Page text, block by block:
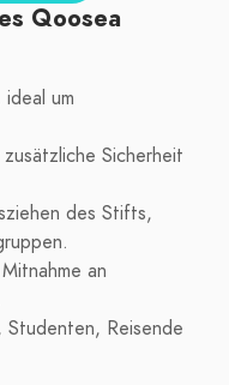
Qoosea
um
Sicherheit
des Stifts,
an
Reisende